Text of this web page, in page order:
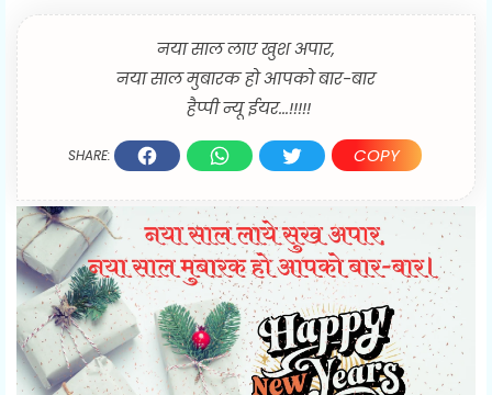
नया साल लाए खुश अपार,
नया साल मुबारक हो आपको बार-बार
हैप्पी न्यू ईयर...!!!!!
SHARE: COPY